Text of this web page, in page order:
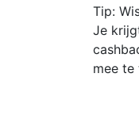
Tip:
Je
mee te